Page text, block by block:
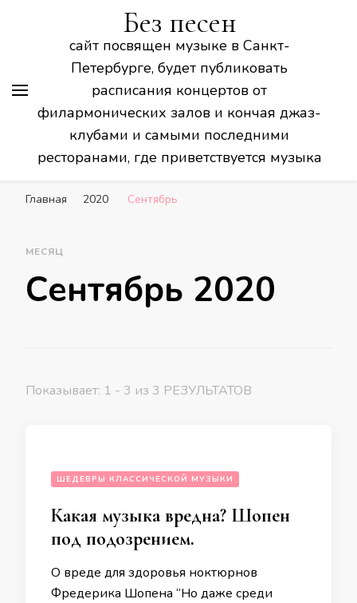
Без песен
сайт посвящен музыке в Санкт-
Петербурге, будет публиковать
расписания концертов от
филармонических залов и кончая джаз-
клубами и самыми последними
ресторанами, где приветствуется музыка
Главная 2020 Сентябрь
МЕСЯЦ
Сентябрь 2020
Показывает: 1 - 3 из 3 РЕЗУЛЬТАТОВ
ШЕДЕВРЫ КЛАССИЧЕСКОЙ МУЗЫКИ
Какая музыка вредна? Шопен
под подозрением.
О вреде для здоровья ноктюрнов
Фредерика Шопена “Но даже среди